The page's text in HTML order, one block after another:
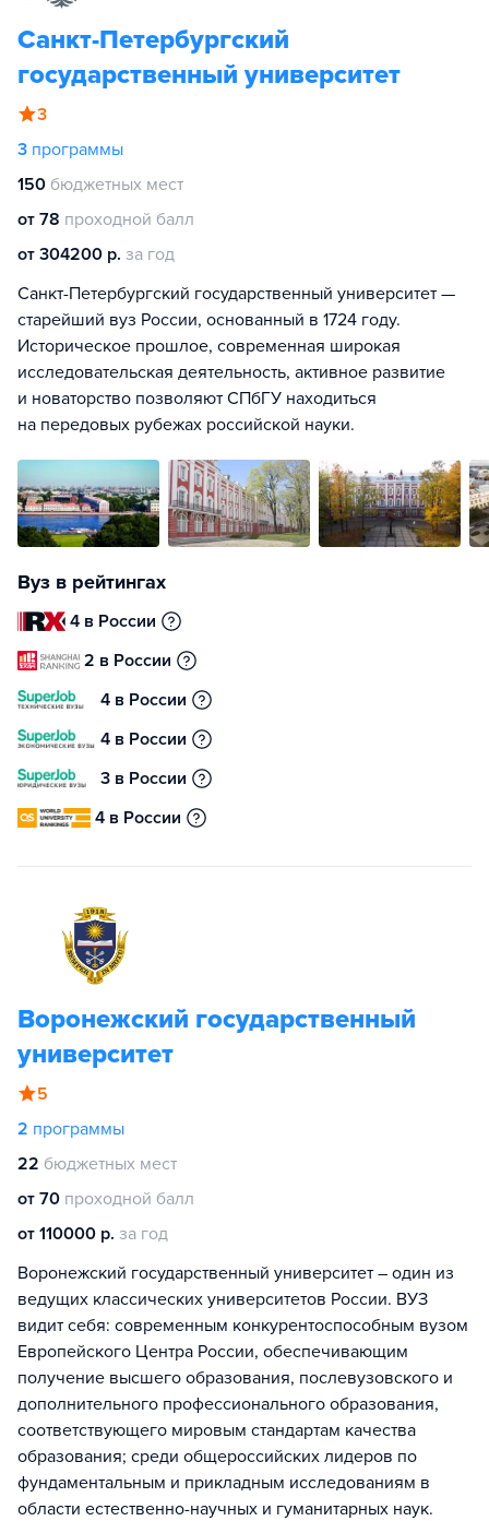
Санкт-Петербургский
государственный университет
3
3 программы
150 бюджетных мест
от 78 проходной балл
от 304200 р. за год
Санкт-Петербургский государственный университет —
старейший вуз России, основанный в 1724 году.
Историческое прошлое, современная широкая
исследовательская деятельность, активное развитие
и новаторство позволяют СПбГУ находиться
на передовых рубежах российской науки.
Вуз в рейтингах
4 в России
2 в России
4 в России
4 в России
3 в России
4 в России
Воронежский государственный
университет
5
2 программы
22 бюджетных мест
от 70 проходной балл
от 110000 р. за год
Воронежский государственный университет – один из
ведущих классических университетов России. ВУЗ
видит себя: современным конкурентоспособным вузом
Европейского Центра России, обеспечивающим
получение высшего образования, послевузовского и
дополнительного профессионального образования,
соответствующего мировым стандартам качества
образования; среди общероссийских лидеров по
фундаментальным и прикладным исследованиям в
области естественно-научных и гуманитарных наук.